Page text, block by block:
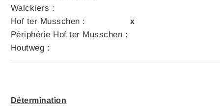
Walckiers :
Hof ter Musschen :
x
Périphérie Hof ter Musschen :
Houtweg :
Détermination